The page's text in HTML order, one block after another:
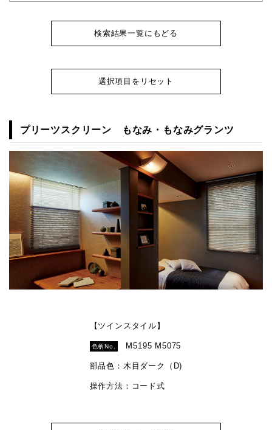
検索結果一覧にもどる
選択項目をリセット
プリーツスクリーン もなみ・もなみグランツ
【ツインスタイル】
色柄No. M5195 M5075
部品色：木目ダーク（D)
操作方法：コード式